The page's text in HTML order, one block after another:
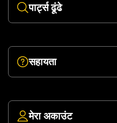
पार्ट्स ढूंढे
सहायता
मेरा अकाउंट